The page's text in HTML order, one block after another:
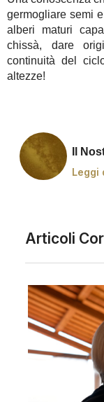
germogliare semi
alberi maturi
chissà, dare
continuità del
altezze!
Il
Leggi
Articoli